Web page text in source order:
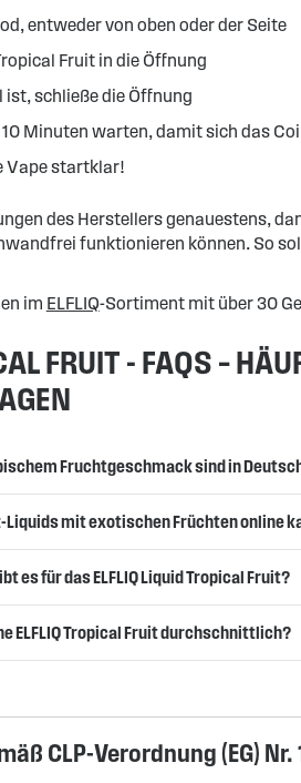
entweder von oben oder der Seite
Fruit in die Öffnung
ist, schließe die Öffnung
Minuten warten, damit sich das
Vape startklar!
des Herstellers genauestens,
funktionieren können. So
im ELFLIQ-Sortiment mit über 30
FRUIT - FAQS –
Fruchtgeschmack sind in
Liquids mit exotischen Früchten online
es für das ELFLIQ Liquid Tropical Fruit?
ELFLIQ Tropical Fruit durchschnittlich?
CLP-Verordnung (EG)